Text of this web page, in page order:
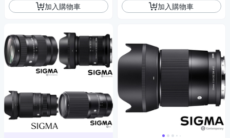
加入購物車 加入購物車